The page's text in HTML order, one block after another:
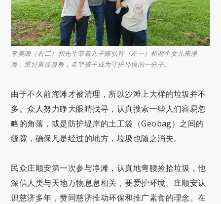
李美珊（右二）和先生带着儿子陈弘智（左一）和两个女儿来净
滩，透过言传身教，希望孩子成为守护环境的一分子。
由于不久前海滩才被清理，所以沙滩上大样的垃圾并不
多。众人努力睁大眼睛找寻，认真搜索一些人们容易忽
略的角落，或是防护堤岸的土工袋（Geobag）之间的
缝隙，确保凡是经过的地方，垃圾也随之消失。
民众庄顺安第一次参与净滩，认真地弯腰捡拾垃圾，他
深信人类与天地万物息息相关，要爱护环境。庄顺安认
识慈济多年，赞同慈济推动环保和推广素食的理念。在